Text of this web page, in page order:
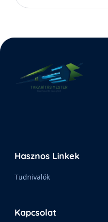
Hasznos Linkek
Tudnivalók
Kapcsolat